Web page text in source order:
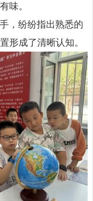
味。
，纷纷指出熟悉的
形成了清晰认知。